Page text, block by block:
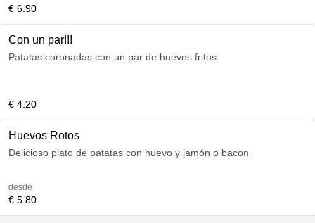
€ 6.90
Con un par!!!
Patatas coronadas con un par de huevos fritos
€ 4.20
Huevos Rotos
Delicioso plato de patatas con huevo y jamón o bacon
desde
€ 5.80